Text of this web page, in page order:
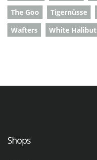
The Goo
Tigernüsse
Wafters
White Halibut
Shops